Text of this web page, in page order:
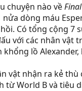
chuyện nào về
dòng máu
Có tổng cộng
với các nhân
lồ
vật nhận ra kẻ
từ World B và tiêu